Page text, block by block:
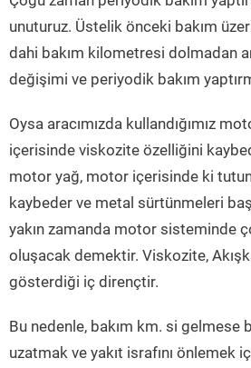
unuturuz. Üstelik önceki bakım
dahi bakım kilometresi dolmadan
değişimi ve periyodik bakım
Oysa aracımızda kullandığımız
içerisinde viskozite özelliğini
motor yağ, motor içerisinde ki
kaybeder ve metal sürtünmeleri
yakın zamanda motor sisteminde
oluşacak demektir. Viskozite,
gösterdiği iç dirençtir.
Bu nedenle, bakım km. si gelmese
uzatmak ve yakıt israfını önlemek